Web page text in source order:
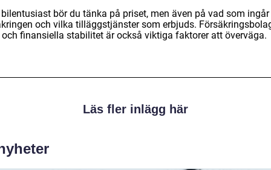
bör du tänka på priset, men även på vad som
och vilka tilläggstjänster som erbjuds.
och finansiella stabilitet är också viktiga faktorer att överväga.
Läs fler inlägg här